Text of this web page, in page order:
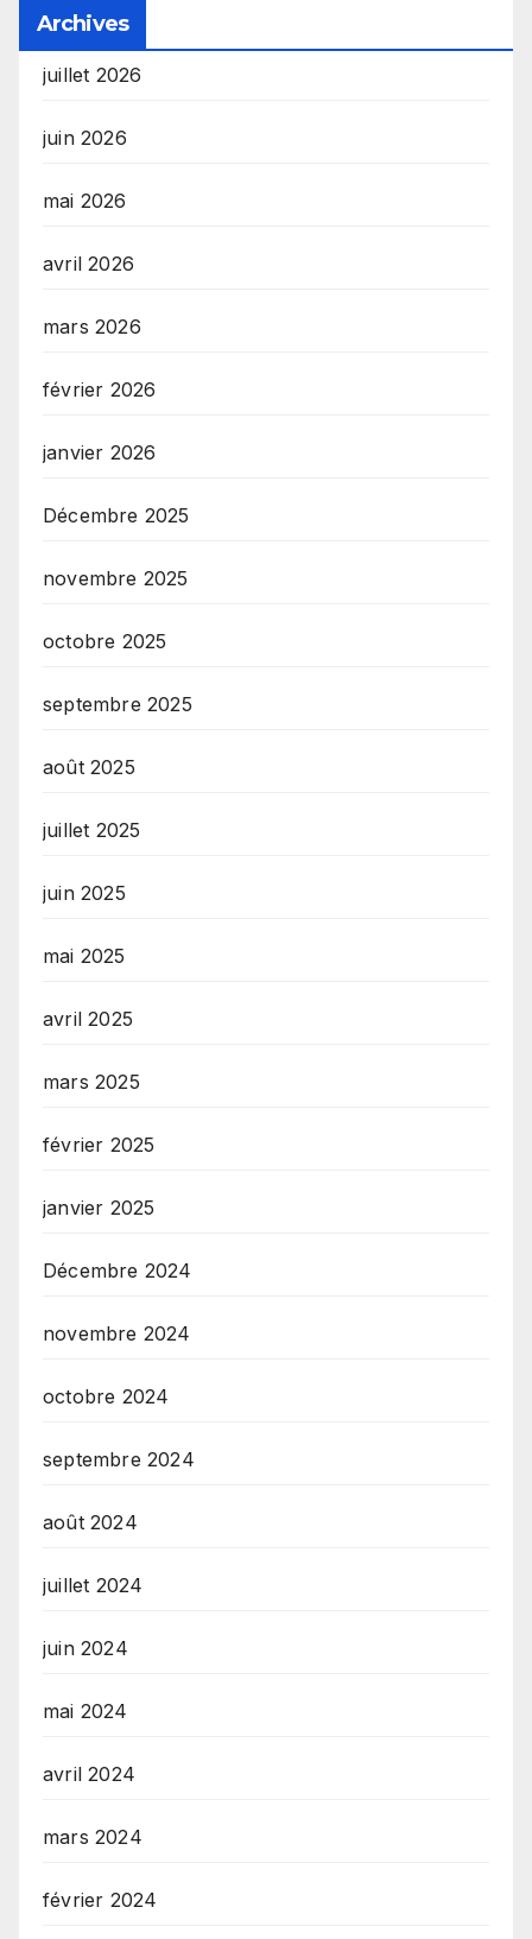
Archives
juillet 2026
juin 2026
mai 2026
avril 2026
mars 2026
février 2026
janvier 2026
Décembre 2025
novembre 2025
octobre 2025
septembre 2025
août 2025
juillet 2025
juin 2025
mai 2025
avril 2025
mars 2025
février 2025
janvier 2025
Décembre 2024
novembre 2024
octobre 2024
septembre 2024
août 2024
juillet 2024
juin 2024
mai 2024
avril 2024
mars 2024
février 2024